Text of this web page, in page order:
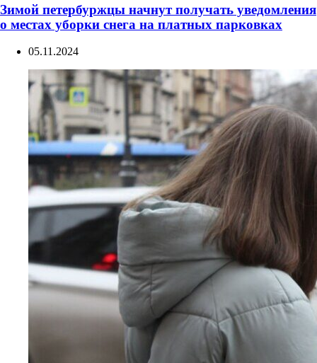
Зимой петербуржцы начнут получать уведомления
о местах уборки снега на платных парковках
05.11.2024